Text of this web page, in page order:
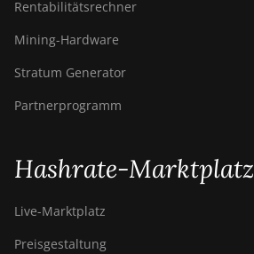
Rentabilitätsrechner
Mining-Hardware
Stratum Generator
Partnerprogramm
Hashrate-Marktplatz
Live-Marktplatz
Preisgestaltung